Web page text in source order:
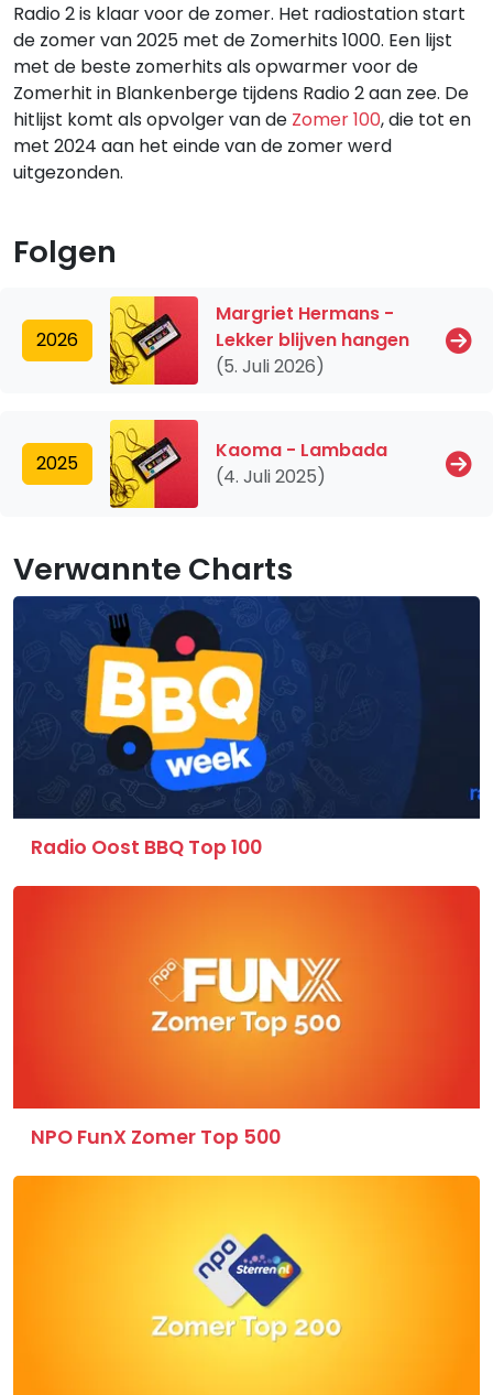
Radio 2 is klaar voor de zomer. Het radiostation start
de zomer van 2025 met de Zomerhits 1000. Een lijst
met de beste zomerhits als opwarmer voor de
Zomerhit in Blankenberge tijdens Radio 2 aan zee. De
hitlijst komt als opvolger van de Zomer 100, die tot en
met 2024 aan het einde van de zomer werd
uitgezonden.
Folgen
2026
Margriet Hermans -
Lekker blijven hangen
(5. Juli 2026)
2025
Kaoma - Lambada
(4. Juli 2025)
Verwannte Charts
Radio Oost BBQ Top 100
NPO FunX Zomer Top 500